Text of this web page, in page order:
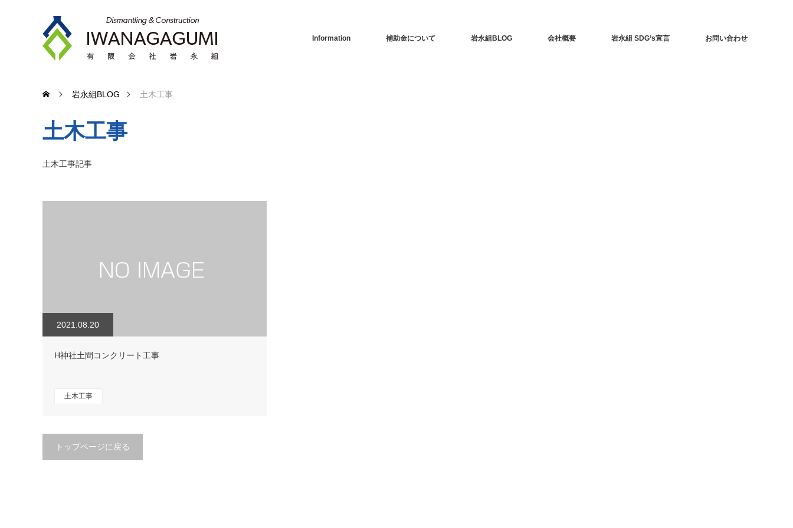
Information 補助金について 岩永組BLOG 会社概要 岩永組 SDG’s宣言 お問い合わせ
岩永組BLOG 土木工事
土木工事
土木工事記事
2021.08.20
H神社土間コンクリート工事
土木工事
トップページに戻る